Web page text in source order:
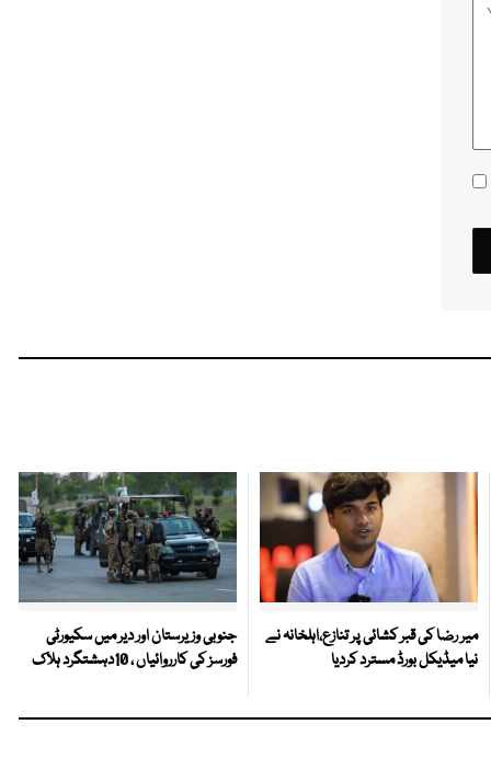
میر رضا کی قبر کشائی پر تنازع،اہلخانہ نے
نیا میڈیکل بورڈ مسترد کردیا
جنوبی وزیرستان اور دیر میں سکیورٹی
فورسز کی کارروائیاں ، 10دہشتگرد ہلاک